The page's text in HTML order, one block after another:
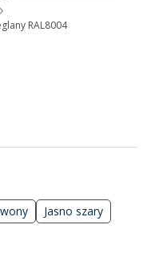
RAL8004
Jasno szary